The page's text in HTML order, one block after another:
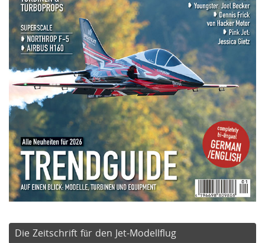
Die Zeitschrift für den Jet-Modellflug